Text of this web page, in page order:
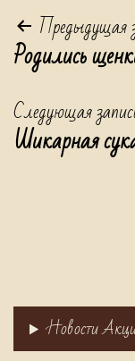
по
записям
Предыдущая
Родились
Следующая
Шикарная
Новости